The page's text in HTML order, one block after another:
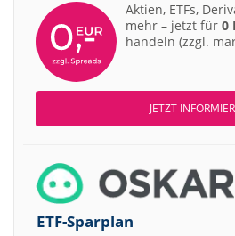
Aktien, ETFs,
mehr – jetzt für 0
handeln (zzgl.
JETZT
ETF-Sparplan